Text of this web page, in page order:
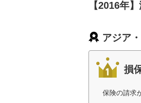
【2016年
アジア
損
保険の請求